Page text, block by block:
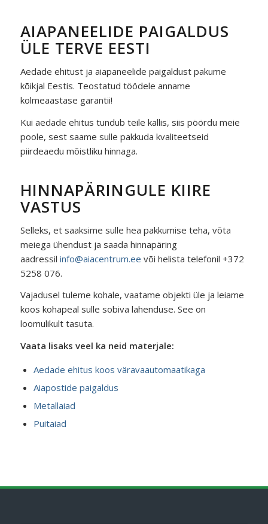
AIAPANEELIDE PAIGALDUS
ÜLE TERVE EESTI
Aedade ehitust ja aiapaneelide paigaldust pakume
kõikjal Eestis. Teostatud töödele anname
kolmeaastase garantii!
Kui aedade ehitus tundub teile kallis, siis pöördu meie
poole, sest saame sulle pakkuda kvaliteetseid
piirdeaedu mõistliku hinnaga.
HINNAPÄRINGULE KIIRE
VASTUS
Selleks, et saaksime sulle hea pakkumise teha, võta
meiega ühendust ja saada hinnapäring
aadressil info@aiacentrum.ee või helista telefonil +372
5258 076.
Vajadusel tuleme kohale, vaatame objekti üle ja leiame
koos kohapeal sulle sobiva lahenduse. See on
loomulikult tasuta.
Vaata lisaks veel ka neid materjale:
Aedade ehitus koos väravaautomaatikaga
Aiapostide paigaldus
Metallaiad
Puitaiad